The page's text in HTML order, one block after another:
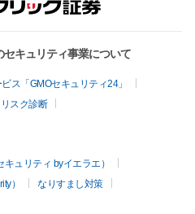
キュリティ事業について
ス「GMOセキュリティ24」
スク診断
ュリティ byイエラエ）
）
なりすまし対策